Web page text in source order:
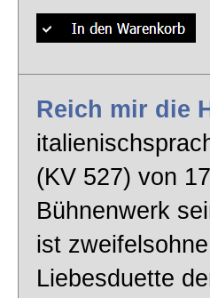
Reich mir die
(KV 527) von
Bühnenwerk
ist
Liebesduette